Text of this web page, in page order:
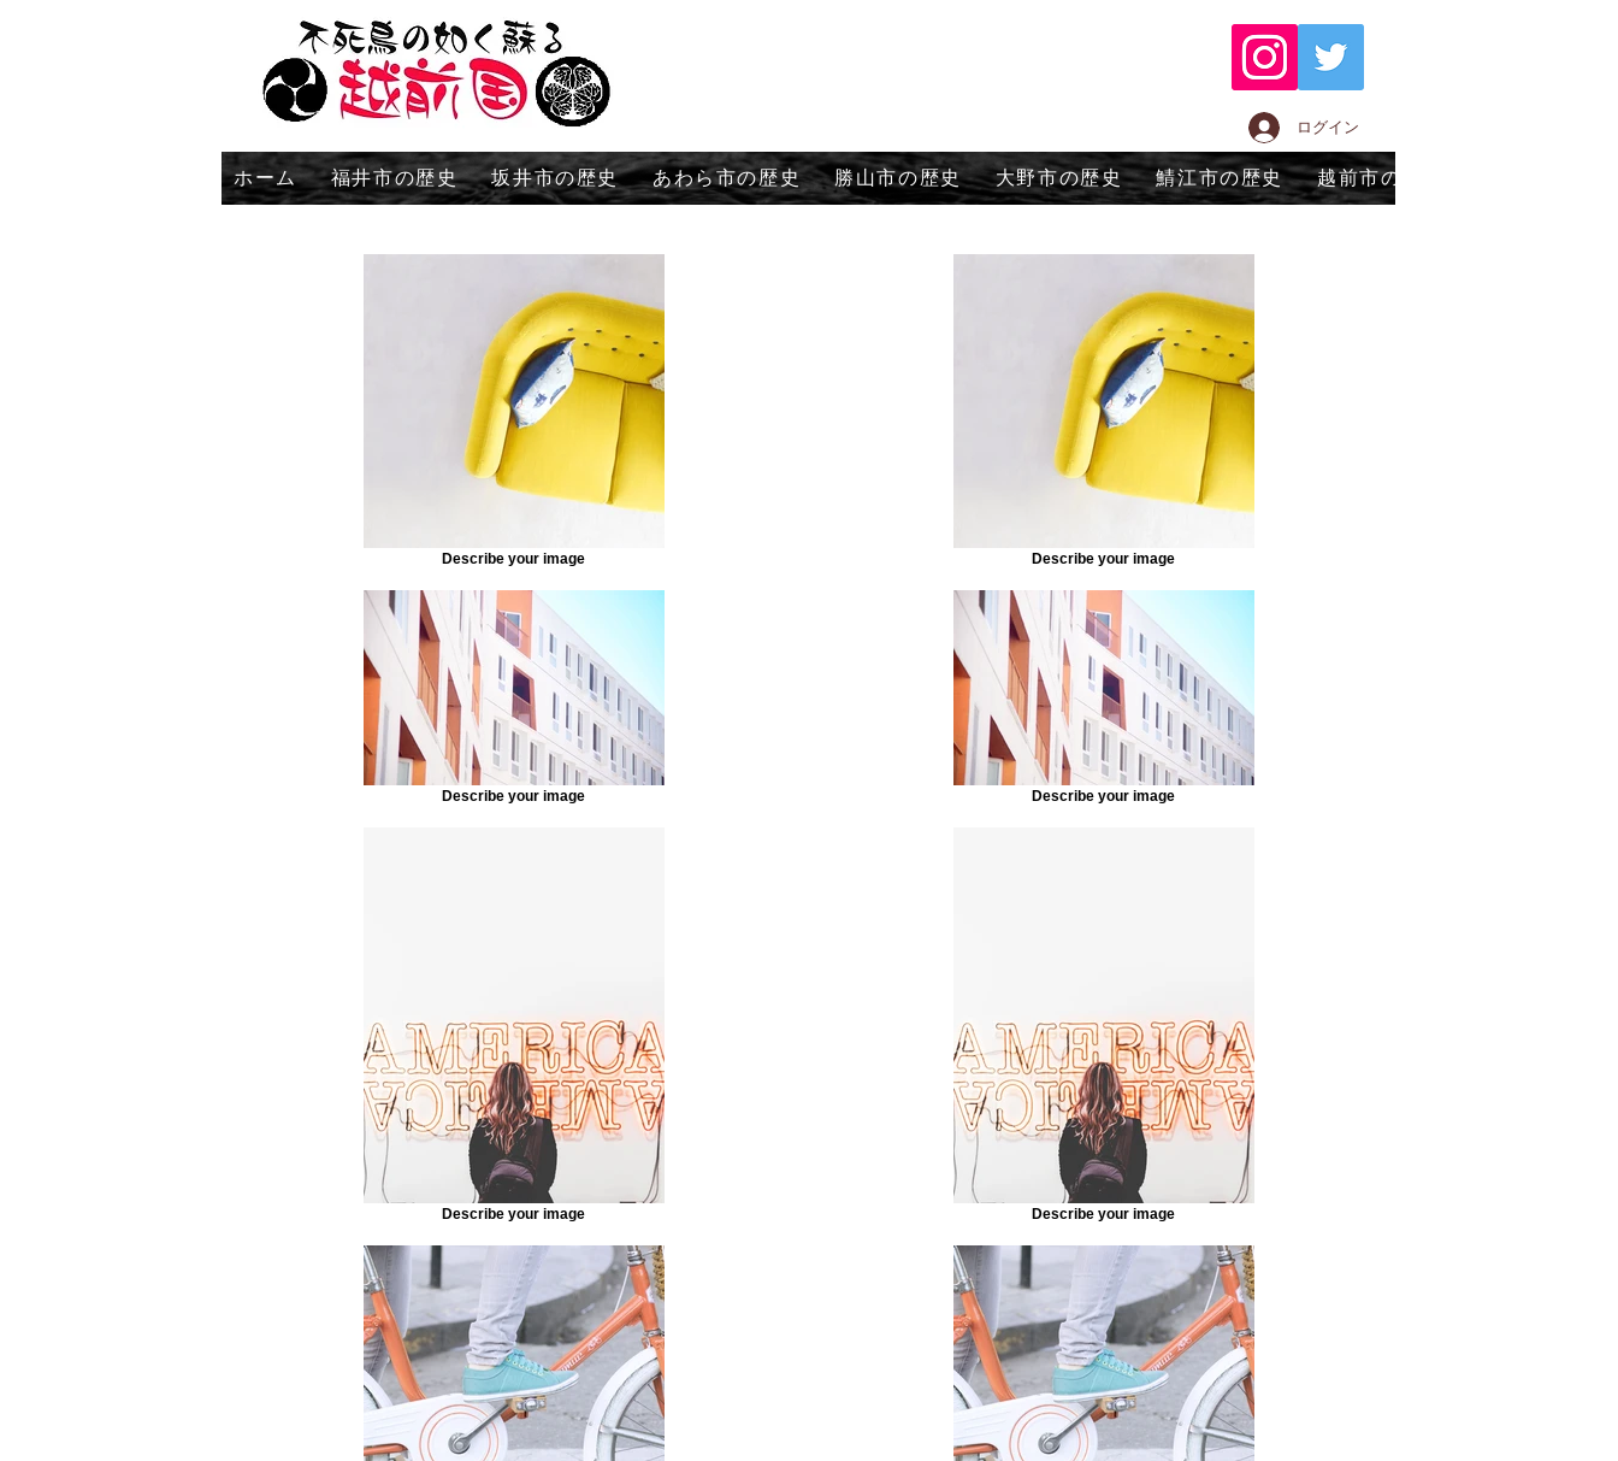
ログイン
ホーム 福井市の歴史 坂井市の歴史 あわら市の歴史 勝山市の歴史 大野市の歴史 鯖江市の歴史 越前市の歴史
Describe your image
Describe your image
Describe your image
Describe your image
Describe your image
Describe your image